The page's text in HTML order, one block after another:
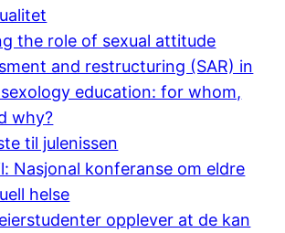
the role of sexual attitude
and restructuring (SAR) in
education: for whom,
why?
til julenissen
Nasjonal konferanse om eldre
helse
opplever at de kan